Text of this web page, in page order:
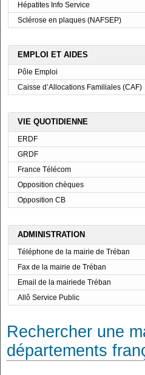
Hépatites Info Service
Sclérose en plaques (NAFSEP)
EMPLOI ET AIDES
Pôle Emploi
Caisse d’Allocations Familiales (CAF)
VIE QUOTIDIENNE
ERDF
GRDF
France Télécom
Opposition chèques
Opposition CB
ADMINISTRATION
Téléphone de la mairie de Tréban
Fax de la mairie de Tréban
Email de la mairiede Tréban
Allô Service Public
Rechercher une
départements